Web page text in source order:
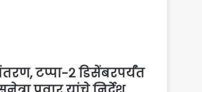
टप्पा-२ डिसेंबरपर्यंत